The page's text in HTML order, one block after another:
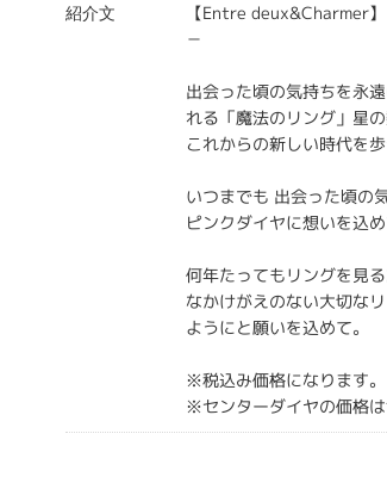
紹介文
【Entre deux&Charmer
－
出会った頃の気持ちを永
れる「魔法のリング」星
これからの新しい時代を
いつまでも 出会った頃の
ピンクダイヤに想いを込め
何年たってもリングを見
なかけがえのない大切な
ようにと願いを込めて。
※税込み価格になります。
※センターダイヤの価格は